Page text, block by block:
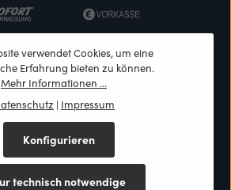
DPD, GLS, Cargo Line & GEFCO.
verwendet Cookies, um eine
Erfahrung bieten zu können.
Mehr Informationen ...
| Impressum
technisch notwendige
Konfigurieren